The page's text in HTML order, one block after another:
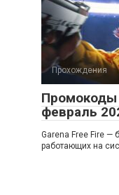
Прохождения
Промокоды
февраль
Garena Free Fire —
работающих на